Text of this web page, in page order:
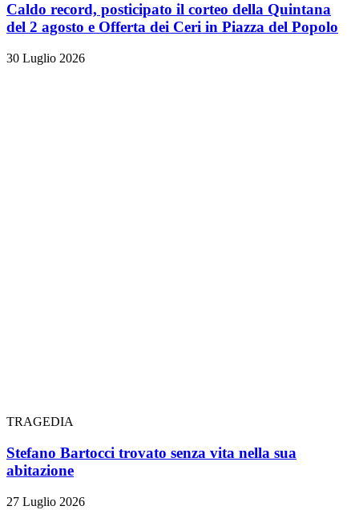
Caldo record, posticipato il corteo della Quintana
del 2 agosto e Offerta dei Ceri in Piazza del Popolo
30 Luglio 2026
TRAGEDIA
Stefano Bartocci trovato senza vita nella sua
abitazione
27 Luglio 2026